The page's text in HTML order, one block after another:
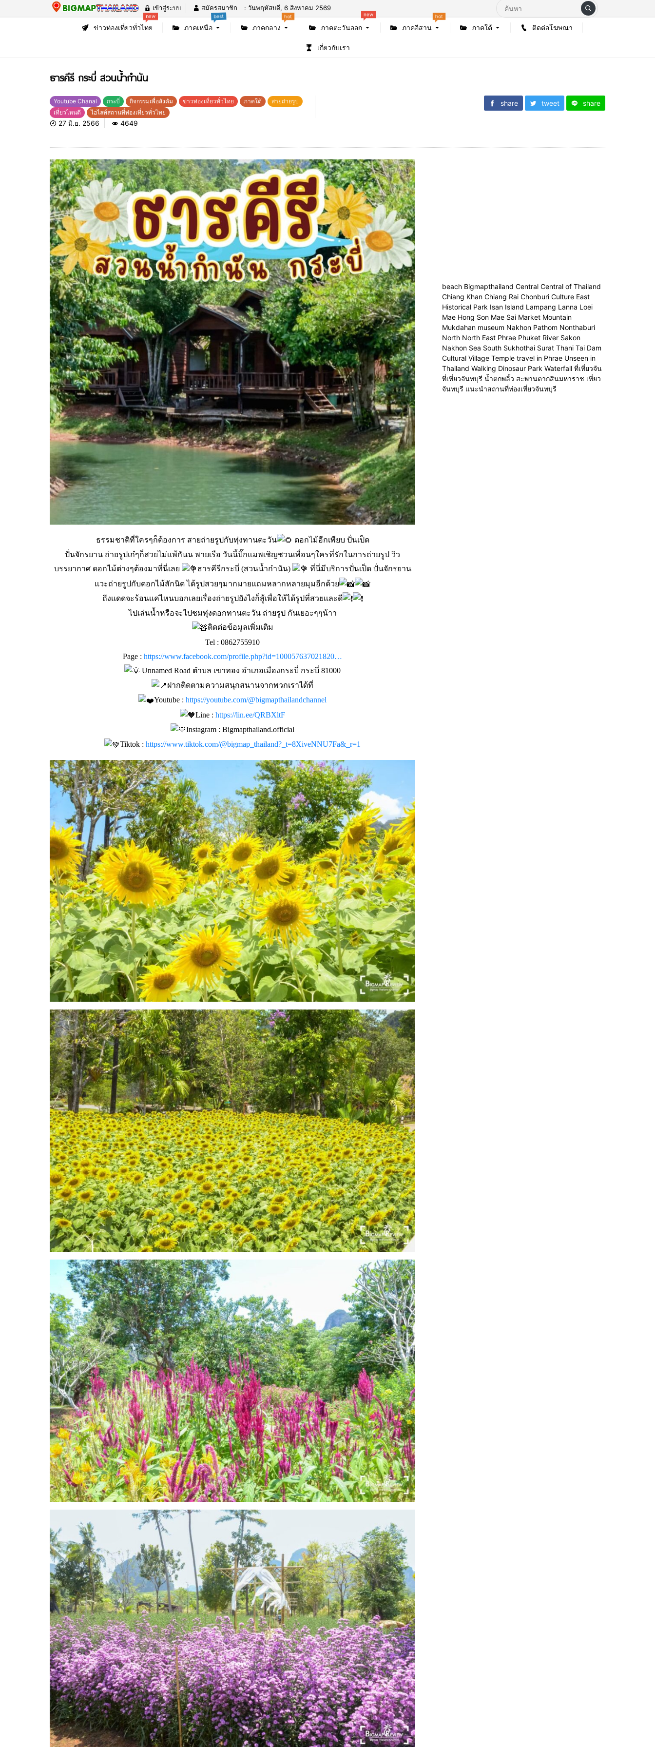
เข้าสู่ระบบ สมัครสมาชิก : วันพฤหัสบดี, 6 สิงหาคม 2569
ข่าวท่องเที่ยวทั่วไทย
new
ภาคเหนือ
best
ภาคกลาง
hot
ภาคตะวันออก ภาคอีสาน
hot
ภาคใต้ ติดต่อโฆษณา
เกี่ยวกับเรา
ธารคีรี กระบี่ สวนน้ำกำนัน
Youtube Chanal กระบี่ กิจกรรมเพื่อสังคัม ข่าวท่องเที่ยวทั่วไทย ภาคใต้
สายถ่ายรูป
เที่ยวไหนดี
ไฮไลท์สถานที่ท่องเที่ยวทั่วไทย
27 มิ.ย. 2566 4649
share tweet share
ธรรมชาติที่ใครๆก็ต้องการ สายถ่ายรูปกับทุ่งทานตะวัน
ดอกไม้อีกเพียบ ปั่นเป็ด
ปั่นจักรยาน ถ่ายรูปเก๋ๆก็สวยไม่เเพ้กันน พายเรือ วันนี้บิ๊กเเมพเชิญชวนเพื่อนๆใครที่รักในการถ่ายรูป วิว
บรรยากาศ ดอกไม้ต่างๆต้องมาที่นี่เลย
ธารคีรีกระบี่ (สวนน้ำกำนัน)
ที่นี่มีบริการปั่นเป็ด ปั่นจักรยาน
เเวะถ่ายรูปกับดอกไม้สักนิด ได้รูปสวยๆมากมายเเถมหลากหลายมุมอีกด้วย
ถึงเเดดจะร้อนเเค่ไหนบอกเลยเรื่องถ่ายรูปยังไงก็สู้เพื่อให้ได้รูปที่สวยเเละดี
ไปเล่นน้ำหรือจะไปชมทุ่งดอกทานตะวัน ถ่ายรูป กันเยอะๆๆน้าา
ติดต่อข้อมูลเพิ่มเติม
Tel : 0862755910
Page : https://www.facebook.com/profile.php?id=100057637021820…
Unnamed Road ตำบล เขาทอง อำเภอเมืองกระบี่ กระบี่ 81000
ฝากติดตามความสนุกสนานจากพวกเราได้ที่
Youtube : https://youtube.com/@bigmapthailandchannel
Line : https://lin.ee/QRBXltF
Instagram : Bigmapthailand.official
Tiktok : https://www.tiktok.com/@bigmap_thailand?_t=8XiveNNU7Fa&_r=1
beach Bigmapthailand Central Central of Thailand
Chiang Khan Chiang Rai Chonburi Culture East
Historical Park Isan Island Lampang Lanna Loei
Mae Hong Son Mae Sai Market Mountain
Mukdahan museum Nakhon Pathom Nonthaburi
North North East Phrae Phuket River Sakon
Nakhon Sea South Sukhothai Surat Thani Tai Dam
Cultural Village Temple travel in Phrae Unseen in
Thailand Walking Dinosaur Park Waterfall ที่เที่ยวจัน
ที่เที่ยวจันทบุรี น้ำตกพลิ้ว สะพานตากสินมหาราช เที่ยว
จันทบุรี แนะนำสถานที่ท่องเที่ยวจันทบุรี